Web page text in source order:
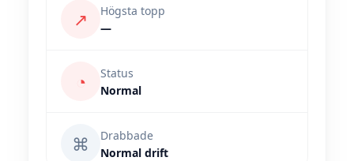
↗
Högsta topp
—
◔
Status
Normal
⌘
Drabbade
Normal drift